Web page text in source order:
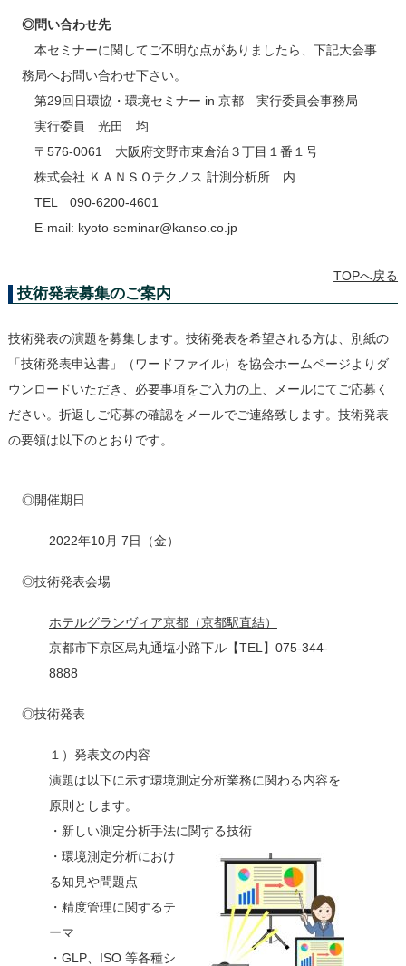
◎問い合わせ先
本セミナーに関してご不明な点がありましたら、下記大会事
務局へお問い合わせ下さい。
第29回日環協・環境セミナー in 京都 実行委員会事務局
実行委員 光田 均
〒576-0061 大阪府交野市東倉治３丁目１番１号
株式会社 ＫＡＮＳＯテクノス 計測分析所 内
TEL 090-6200-4601
E-mail: kyoto-seminar@kanso.co.jp
TOPへ戻る
技術発表募集のご案内
技術発表の演題を募集します。技術発表を希望される方は、別紙の
「技術発表申込書」（ワードファイル）を協会ホームページよりダ
ウンロードいただき、必要事項をご入力の上、メールにてご応募く
ださい。折返しご応募の確認をメールでご連絡致します。技術発表
の要領は以下のとおりです。
◎開催期日
2022年10月 7日（金）
◎技術発表会場
ホテルグランヴィア京都（京都駅直結）
京都市下京区烏丸通塩小路下ル【TEL】075-344-
8888
◎技術発表
１）発表文の内容
演題は以下に示す環境測定分析業務に関わる内容を
原則とします。
・新しい測定分析手法に関する技術
・環境測定分析におけ
る知見や問題点
・精度管理に関するテ
ーマ
・GLP、ISO 等各種シ